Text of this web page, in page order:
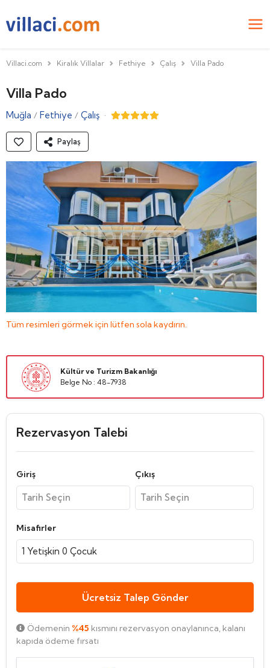
Villaci.com Kiralık Villalar Fethiye Çalış Villa Pado
Villa Pado
Muğla / Fethiye / Çalış ·
Paylaş
Tüm resimleri görmek için lütfen sola kaydırın.
Kültür ve Turizm Bakanlığı
Belge No : 48-7938
Rezervasyon Talebi
Giriş Çıkış
Misafirler
1 Yetişkin 0 Çocuk
Ücretsiz Talep Gönder
Ödemenin %45 kısmını rezervasyon onaylanınca, kalanı
kapıda ödeme fırsatı